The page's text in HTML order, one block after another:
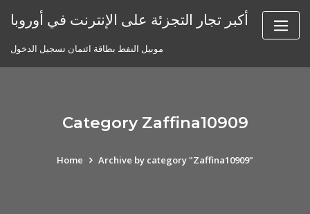
أكبر تجار التجزئة على الإنترنت في أوروبا
موبيل النفط بطاقة ائتمان تسجيل الدخول
Category Zaffina10909
Home Archive by category "Zaffina10909"